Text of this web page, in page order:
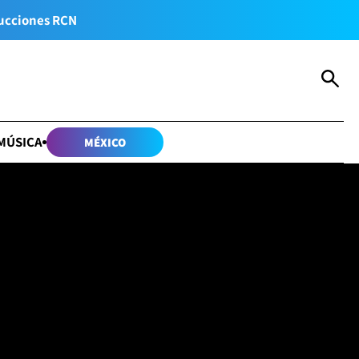
RCN
MÉXICO